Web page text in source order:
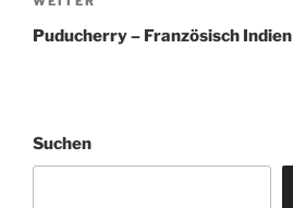
Beitrag
Puducherry – Französisch Indien
Suchen